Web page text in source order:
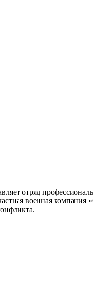
отряд
военная компания